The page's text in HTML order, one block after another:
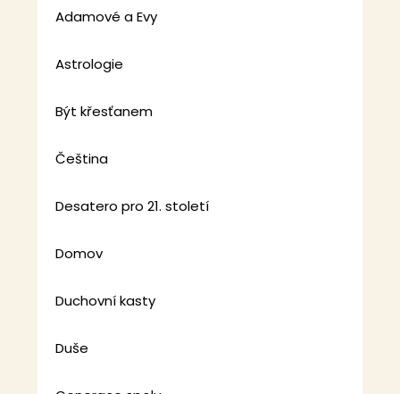
Adamové a Evy
Astrologie
Být křesťanem
Čeština
Desatero pro 21. století
Domov
Duchovní kasty
Duše